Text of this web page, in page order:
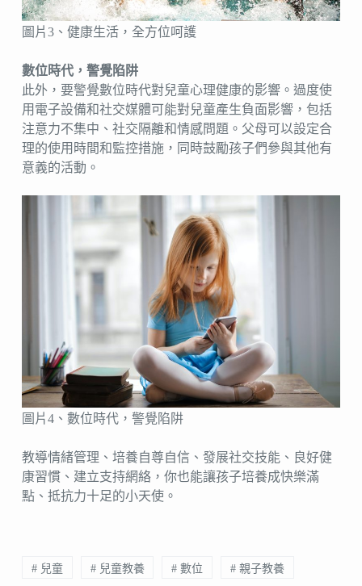
圖片3、健康生活，全方位呵護
數位時代，警覺陷阱
此外，要警覺數位時代對兒童心理健康的影響。過度使
用電子設備和社交媒體可能對兒童產生負面影響，包括
注意力不集中、社交隔離和情感問題。父母可以設定合
理的使用時間和監控措施，同時鼓勵孩子們參與其他有
意義的活動。
圖片4、數位時代，警覺陷阱
教導情緒管理、培養自尊自信、發展社交技能、良好健
康習慣、建立支持網絡，你也能讓孩子培養成快樂滿
點、抵抗力十足的小天使。
# 兒童 # 兒童教養 # 數位 # 親子教養